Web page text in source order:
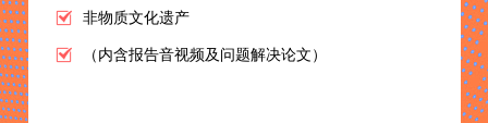
非物质文化遗产
（内含报告音视频及问题解决论文）